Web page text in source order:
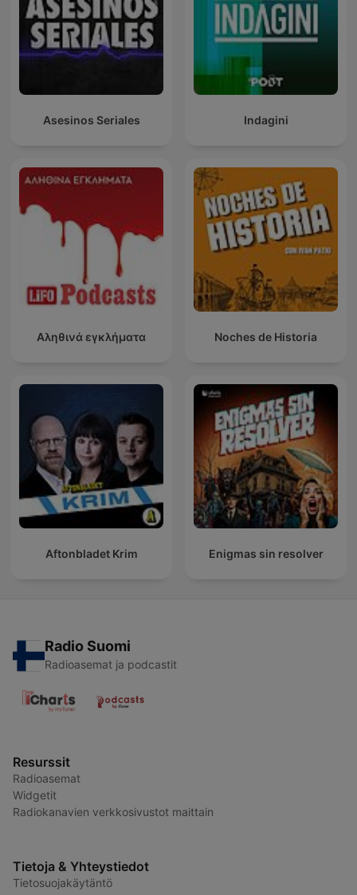
Asesinos Seriales Indagini
Αληθινά εγκλήματα Noches de Historia
Aftonbladet Krim Enigmas sin resolver
Radio Suomi
Radioasemat ja podcastit
Resurssit
Radioasemat
Widgetit
Radiokanavien verkkosivustot maittain
Tietoja & Yhteystiedot
Tietosuojakäytäntö